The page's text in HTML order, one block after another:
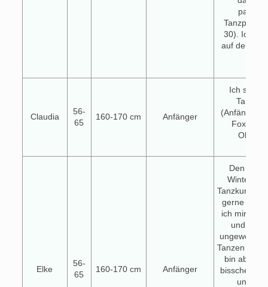
30). Ich
auf deine
Claudia
56-
65
160-170 cm Anfänger
Ich suche
(Anfänger)
Fox.
Elke
56-
65
160-170 cm Anfänger
Den
Winter mit
Tanzkurs
gerne das
ich mir. Bin
und
ungewollt
Tanzen ist
bin aber
bisschen